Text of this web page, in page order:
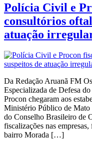
Polícia Civil e
consultórios
atuação
Da Redação Aruanã FM
Especializada de Defesa
Procon chegaram aos
Ministério Público de Mato
do Conselho Brasileiro de
fiscalizações nas
bairro Morada […]